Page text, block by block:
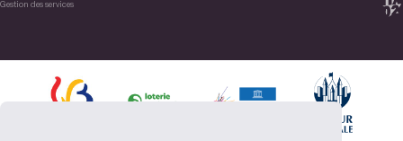
Gestion des services